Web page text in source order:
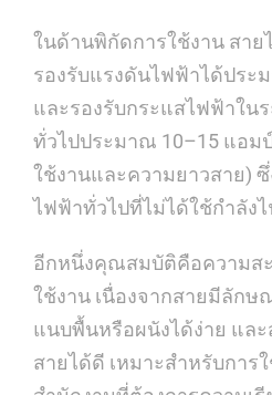
ในด้านพิกัดการใช้งาน สาย
รองรับแรงดันไฟฟ้าได้ประ
และรองรับกระแสไฟฟ้าใน
ทั่วไปประมาณ 10–15 แอ
ใช้งานและความยาวสาย)
ไฟฟ้าทั่วไปที่ไม่ได้ใช้กำลัง
อีกหนึ่งคุณสมบัติคือความส
ใช้งาน เนื่องจากสายมีลักษ
แนบพื้นหรือผนังได้ง่าย และ
สายได้ดี เหมาะสำหรับการ